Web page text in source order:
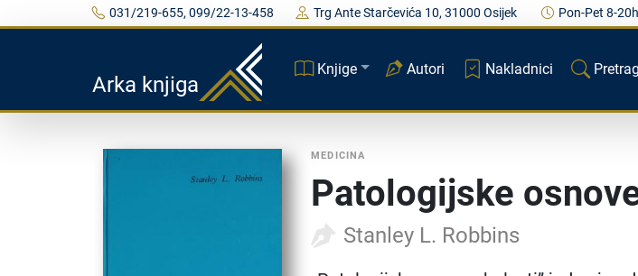
031/219-655, 099/22-13-458 Trg Ante Starčevića 10, 31000 Osijek Pon-Pet 8-
Arka knjiga
Knjige Autori Nakladnici
MEDICINA
Patologijske
Stanley L. Robbins